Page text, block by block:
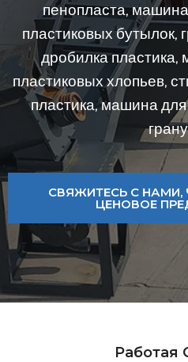
пенопласта,
пластиковых бутылок,
дробилка
пластиковых хлопьев,
пластика, машина
СВЯЖИТЕСЬ С
ЦЕНОВОЕ
Работая